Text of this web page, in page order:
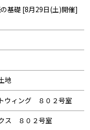
基礎 [8月29日(土)開催]
地
ウィング ８０２号室
ス ８０２号室